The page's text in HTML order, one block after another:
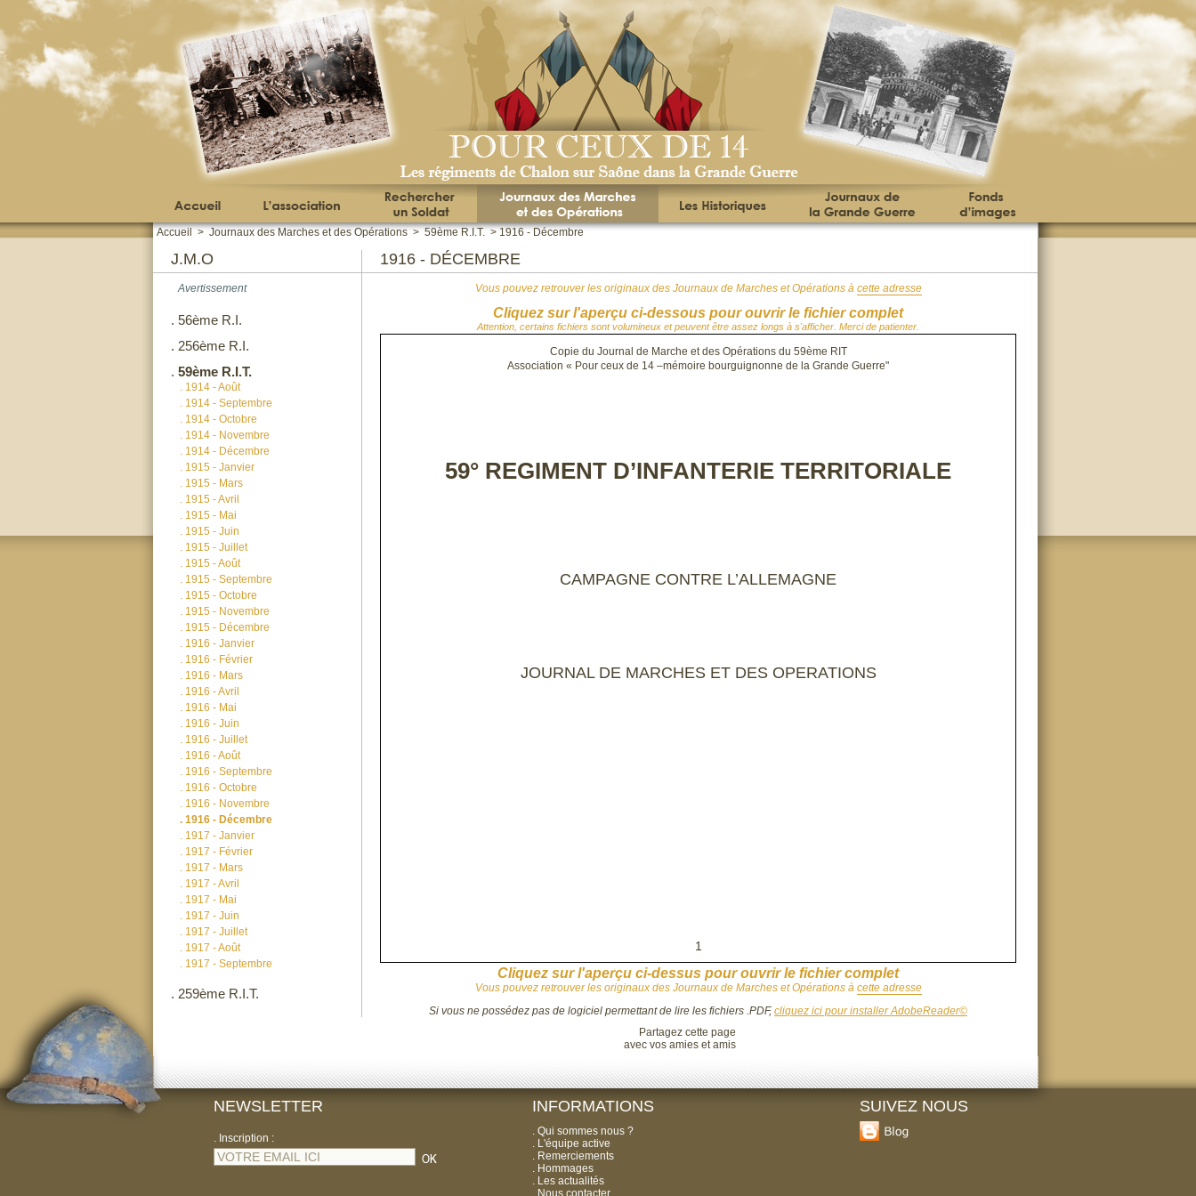
Accueil > Journaux des Marches et des Opérations > 59ème R.I.T. > 1916 - Décembre
J.M.O 1916 - DÉCEMBRE
Avertissement
. 56ème R.I.
. 256ème R.I.
. 59ème R.I.T.
. 1914 - Août
. 1914 - Septembre
. 1914 - Octobre
. 1914 - Novembre
. 1914 - Décembre
. 1915 - Janvier
. 1915 - Mars
. 1915 - Avril
. 1915 - Mai
. 1915 - Juin
. 1915 - Juillet
. 1915 - Août
. 1915 - Septembre
. 1915 - Octobre
. 1915 - Novembre
. 1915 - Décembre
. 1916 - Janvier
. 1916 - Février
. 1916 - Mars
. 1916 - Avril
. 1916 - Mai
. 1916 - Juin
. 1916 - Juillet
. 1916 - Août
. 1916 - Septembre
. 1916 - Octobre
. 1916 - Novembre
. 1916 - Décembre
. 1917 - Janvier
. 1917 - Février
. 1917 - Mars
. 1917 - Avril
. 1917 - Mai
. 1917 - Juin
. 1917 - Juillet
. 1917 - Août
. 1917 - Septembre
. 259ème R.I.T.
Vous pouvez retrouver les originaux des Journaux de Marches et Opérations à cette adresse
Cliquez sur l'aperçu ci-dessous pour ouvrir le fichier complet
Attention, certains fichiers sont volumineux et peuvent être assez longs à s'afficher. Merci de patienter.
Copie du Journal de Marche et des Opérations du 59ème RIT
Association « Pour ceux de 14 –mémoire bourguignonne de la Grande Guerre"
59° REGIMENT D’INFANTERIE TERRITORIALE
CAMPAGNE CONTRE L’ALLEMAGNE
JOURNAL DE MARCHES ET DES OPERATIONS
1
Cliquez sur l'aperçu ci-dessus pour ouvrir le fichier complet
Vous pouvez retrouver les originaux des Journaux de Marches et Opérations à cette adresse
Si vous ne possédez pas de logiciel permettant de lire les fichiers .PDF, cliquez ici pour installer AdobeReader©
Partagez cette page
avec vos amies et amis
NEWSLETTER
. Inscription :
INFORMATIONS
. Qui sommes nous ?
. L'équipe active
. Remerciements
. Hommages
. Les actualités
Nous contacter
SUIVEZ NOUS